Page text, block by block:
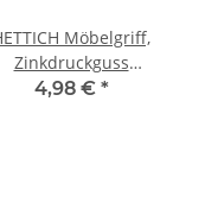
Möbelgriff,
Zinkdruckguss
vernickelt, BA 96mm
4,98 € *